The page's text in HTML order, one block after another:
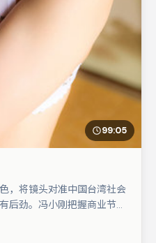
99:05
，将镜头对准中国台湾社会
后劲。冯小刚把握商业节奏
裴斗娜等，角色动机前后呼